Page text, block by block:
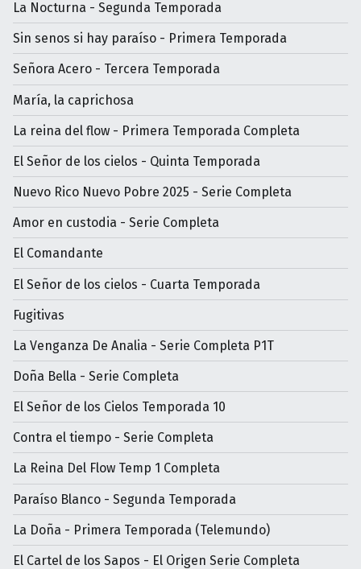
La Nocturna - Segunda Temporada
Sin senos si hay paraíso - Primera Temporada
Señora Acero - Tercera Temporada
María, la caprichosa
La reina del flow - Primera Temporada Completa
El Señor de los cielos - Quinta Temporada
Nuevo Rico Nuevo Pobre 2025 - Serie Completa
Amor en custodia - Serie Completa
El Comandante
El Señor de los cielos - Cuarta Temporada
Fugitivas
La Venganza De Analia - Serie Completa P1T
Doña Bella - Serie Completa
El Señor de los Cielos Temporada 10
Contra el tiempo - Serie Completa
La Reina Del Flow Temp 1 Completa
Paraíso Blanco - Segunda Temporada
La Doña - Primera Temporada (Telemundo)
El Cartel de los Sapos - El Origen Serie Completa